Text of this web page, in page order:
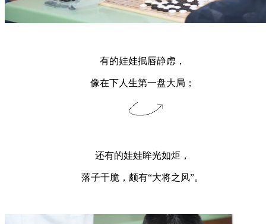
有的娃娃抿唇静虑，
像在下人生第一盘大局；
还有的娃娃眸光如炬，
落子干脆，颇有“大将之风”。